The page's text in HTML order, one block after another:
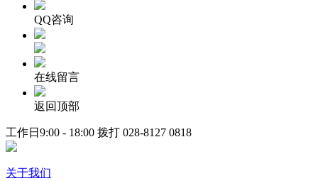
QQ咨询
在线留言
返回顶部
工作日9:00 - 18:00 拨打 028-8127 0818
关于我们